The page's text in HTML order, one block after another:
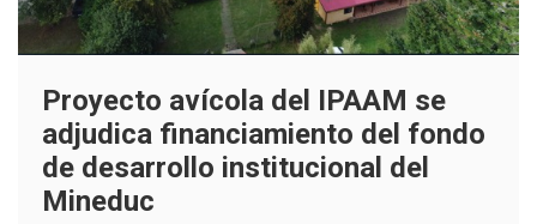
Proyecto avícola del IPAAM se
adjudica financiamiento del fondo
de desarrollo institucional del
Mineduc